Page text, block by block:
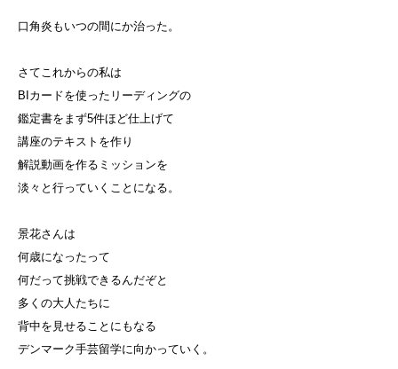
口角炎もいつの間にか治った。
さてこれからの私は
BIカードを使ったリーディングの
鑑定書をまず5件ほど仕上げて
講座のテキストを作り
解説動画を作るミッションを
淡々と行っていくことになる。
景花さんは
何歳になったって
何だって挑戦できるんだぞと
多くの大人たちに
背中を見せることにもなる
デンマーク手芸留学に向かっていく。